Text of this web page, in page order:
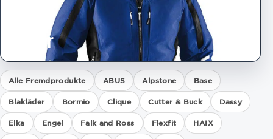
Kübler
Alle Fremdprodukte ABUS Alpstone Base
Blakläder Bormio Clique Cutter & Buck Dassy
Elka Engel Falk and Ross Flexfit HAIX